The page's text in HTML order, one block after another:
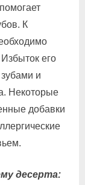
К
его
и
Некоторые
добавки
десерта: